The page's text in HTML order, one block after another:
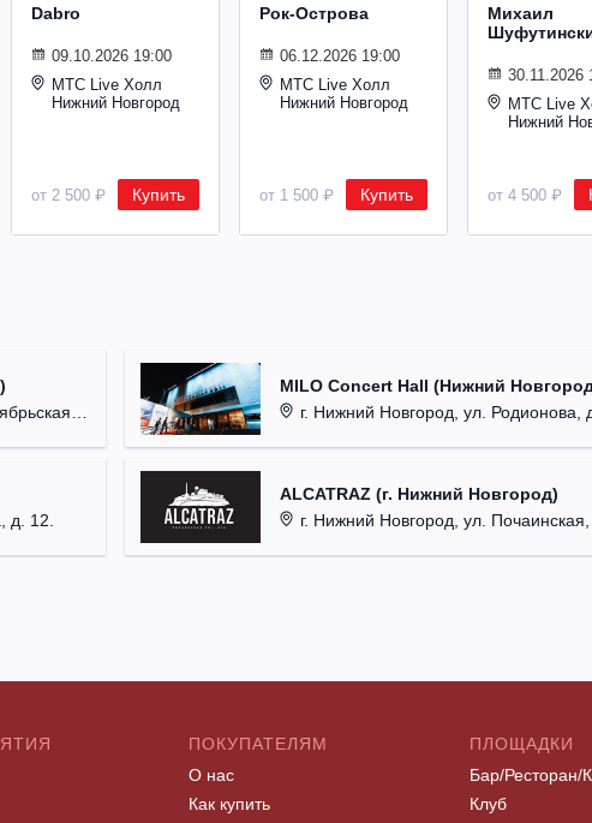
Dabro
09.10.2026 19:00
МТС Live Холл
Нижний Новгород
от 2 500 ₽ Купить
Рок-Острова
06.12.2026 19:00
МТС Live Холл
Нижний Новгород
от 1 500 ₽ Купить
Михаил
30.11.2026
МТС Live
Нижний
от 4 500 ₽
д. 1.
д. 12.
MILO Concert Hall (Нижний
г. Нижний Новгород, ул. Родионова,
ALCATRAZ (г. Нижний Новгород)
г. Нижний Новгород, ул.
ПОКУПАТЕЛЯМ
О нас
Как купить
ПЛОЩАДКИ
Бар/Ресторан/
Клуб